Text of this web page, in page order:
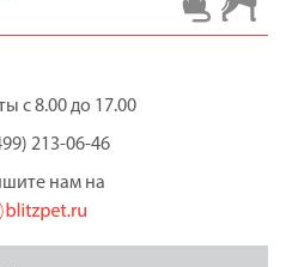
с 8.00 до 17.00
213-06-46
нам на